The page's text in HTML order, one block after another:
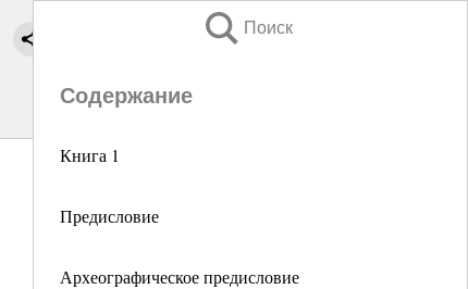
Поиск
Содержание
Книга 1
Предисловие
Археографическое предисловие